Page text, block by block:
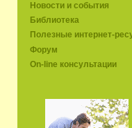
Новости и события
Библиотека
Полезные интернет-
Форум
On-line консультации